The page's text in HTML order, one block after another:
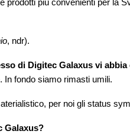
prodotti più convenienti per la
, ndr).
di Digitec Galaxus vi abbia
In fondo siamo rimasti umili.
per noi gli status
Galaxus?